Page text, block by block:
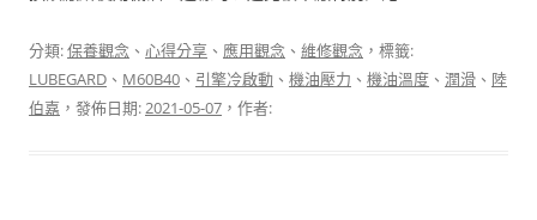
分類:保養觀念 、 心得分享 、 應用觀念 、 維修觀念 ，標籤:
LUBEGARD 、 M60B40 、 引擎冷啟動 、 機油壓力 、 機油溫度 、 潤滑 、 陸
伯嘉 ，發佈日期:2021-05-07 ，作者: